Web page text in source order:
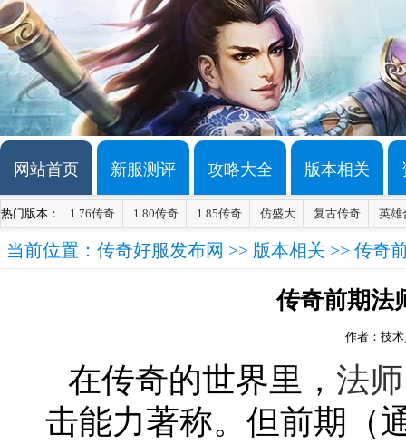
网站首页 新服测评 攻略大全 版本相关
热门版本： 1.76传奇 1.80传奇 1.85传奇 仿盛大 复古传奇 英雄
当前位置： 传奇好服发布网 >> 版本相关 >> 传奇
传奇前期法
作者：技
在传奇的世界里， 法师
击能力著称。但前期（